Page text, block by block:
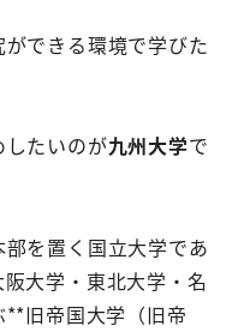
ができる環境で学びた
たいのが九州大学で
を置く国立大学であ
大学・東北大学・名
旧帝国大学（旧帝